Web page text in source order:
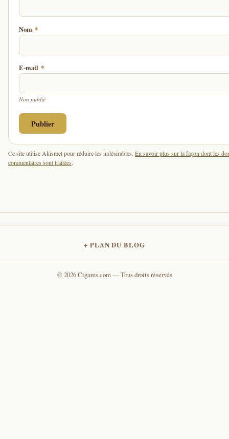
Nom *
E-mail *
Non publié
Ce site utilise Akismet pour réduire les indésirables. En savoir plus sur la façon dont les
commentaires sont traitées.
PLAN DU BLOG
© 2026 Cigares.com — Tous droits réservés